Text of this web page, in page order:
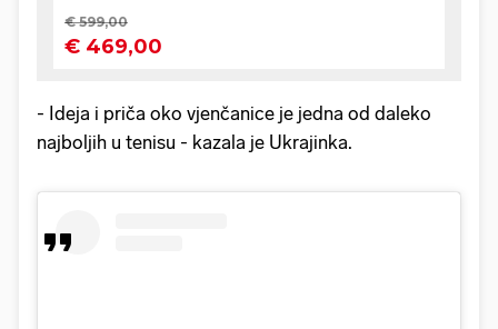
- Ideja i priča oko vjenčanice je jedna od daleko
najboljih u tenisu - kazala je Ukrajinka.